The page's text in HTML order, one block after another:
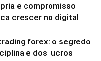
e compromisso
crescer no digital
forex: o segredo
e dos lucros